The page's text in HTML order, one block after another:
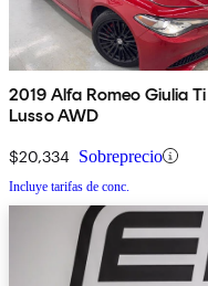
2019 Alfa Romeo Giulia Ti
Lusso AWD
$20,334 Sobreprecio
Incluye tarifas de conc.